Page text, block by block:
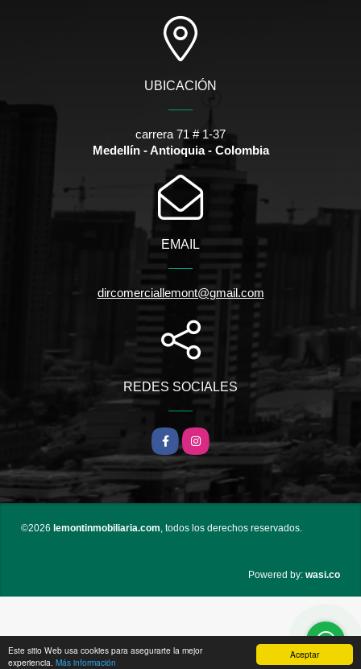
Aceptar
Este sitio Web usa cookies para asegurarte la mejor
experiencia. Más información
UBICACIÓN
carrera 71 # 1-37
Medellín - Antioquia - Colombia
EMAIL
dircomerciallemont@gmail.com
REDES SOCIALES
Facebook
Instagram
©2026 lemontinmobiliaria.com, todos los derechos reservados.
Powered by: wasi.co